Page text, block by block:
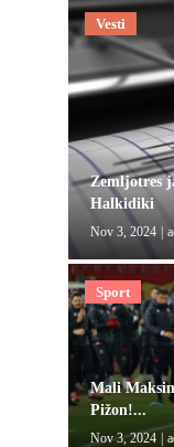
Vesti
Zemljotres
Halkidiki
Nov 3, 2024
Sport
Mali
Pižon!...
Nov 3, 2024 |